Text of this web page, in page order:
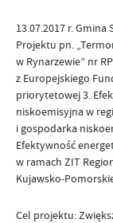
13.07.2017 r.
Projektu pn.
w Rynarzewie” nr
z Europejskiego
priorytetowej 3.
niskoemisyjna w
i gospodarka
Efektywność
w ramach ZIT
Kujawsko-
Cel projektu: